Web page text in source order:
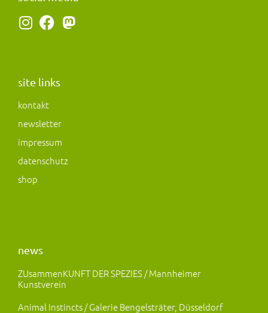
I
a
r
a
m
F
b
o
k
M
site links
kontakt
newsletter
impressum
datenschutz
shop
news
ZUsammenKUNFT DER SPEZIES / Mannheimer
Kunstverein
Animal Instincts / Galerie Bengelsträter, Düsseldorf